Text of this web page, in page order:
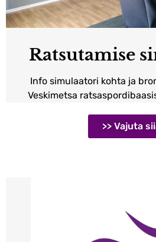
Ratsutamise
Info simulaatori kohta ja
Veskimetsa
>> Vajuta